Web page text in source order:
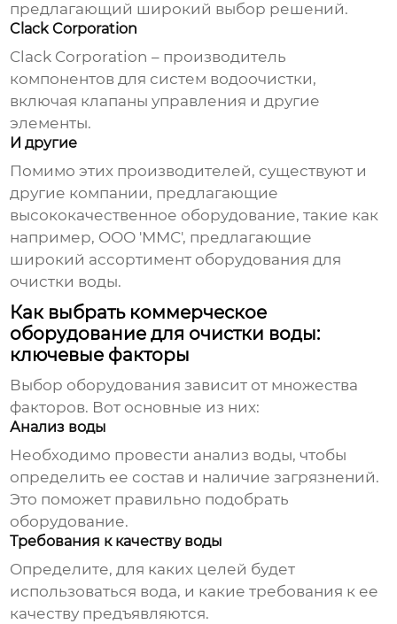
предлагающий широкий выбор решений.
Clack Corporation
Clack Corporation – производитель
компонентов для систем водоочистки,
включая клапаны управления и другие
элементы.
И другие
Помимо этих производителей, существуют и
другие компании, предлагающие
высококачественное оборудование, такие как
например, ООО 'ММС', предлагающие
широкий ассортимент оборудования для
очистки воды.
Как выбрать коммерческое
оборудование для очистки воды:
ключевые факторы
Выбор оборудования зависит от множества
факторов. Вот основные из них:
Анализ воды
Необходимо провести анализ воды, чтобы
определить ее состав и наличие загрязнений.
Это поможет правильно подобрать
оборудование.
Требования к качеству воды
Определите, для каких целей будет
использоваться вода, и какие требования к ее
качеству предъявляются.